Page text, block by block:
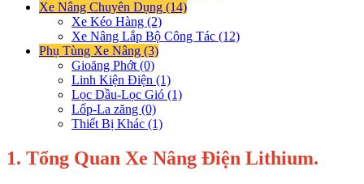
Xe Nâng Chuyên Dụng (14)
Xe Kéo Hàng (2)
Xe Nâng Lắp Bộ Công Tác (12)
Phụ Tùng Xe Nâng (3)
Gioăng Phớt (0)
Linh Kiện Điện (1)
Lọc Dầu-Lọc Gió (1)
Lốp-La zăng (0)
Thiết Bị Khác (1)
1. Tổng Quan Xe Nâng Điện Lithium.